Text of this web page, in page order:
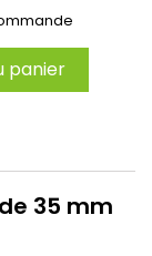
panier
35 mm